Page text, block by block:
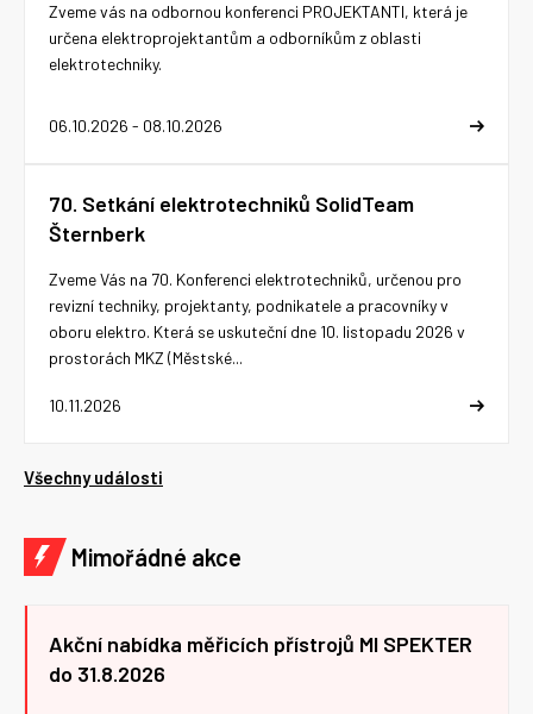
06.10.2026 - 08.10.2026
Zveme vás na odbornou konferenci PROJEKTANTI, která je
určena elektroprojektantům a odborníkům z oblasti
elektrotechniky.
70. Setkání elektrotechniků SolidTeam
Šternberk
10.11.2026
Zveme Vás na 70. Konferenci elektrotechniků, určenou pro
revizní techniky, projektanty, podnikatele a pracovníky v
oboru elektro. Která se uskuteční dne 10. listopadu 2026 v
prostorách MKZ (Městské...
Všechny události
Mimořádné akce
Akční nabídka měřicích přístrojů MI SPEKTER
do 31.8.2026